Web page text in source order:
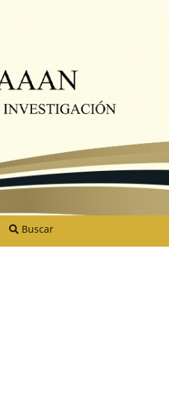
Buscar